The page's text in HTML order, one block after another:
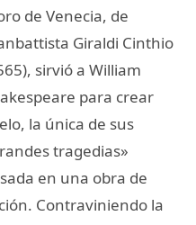
de Venecia, de
Giraldi Cinthio
sirvió a William
para crear
la única de sus
tragedias»
en una obra de
Contraviniendo la